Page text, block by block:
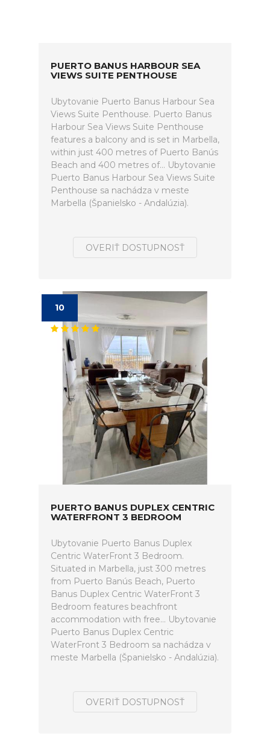
PUERTO BANUS HARBOUR SEA
VIEWS SUITE PENTHOUSE
Ubytovanie Puerto Banus Harbour Sea
Views Suite Penthouse. Puerto Banus
Harbour Sea Views Suite Penthouse
features a balcony and is set in Marbella,
within just 400 metres of Puerto Banús
Beach and 400 metres of... Ubytovanie
Puerto Banus Harbour Sea Views Suite
Penthouse sa nachádza v meste
Marbella (Španielsko - Andalúzia).
OVERIŤ DOSTUPNOSŤ
10
PUERTO BANUS DUPLEX CENTRIC
WATERFRONT 3 BEDROOM
Ubytovanie Puerto Banus Duplex
Centric WaterFront 3 Bedroom.
Situated in Marbella, just 300 metres
from Puerto Banús Beach, Puerto
Banus Duplex Centric WaterFront 3
Bedroom features beachfront
accommodation with free... Ubytovanie
Puerto Banus Duplex Centric
WaterFront 3 Bedroom sa nachádza v
meste Marbella (Španielsko - Andalúzia).
OVERIŤ DOSTUPNOSŤ